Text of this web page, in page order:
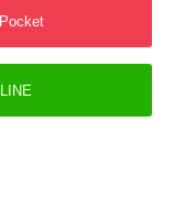
Pocket
LINE